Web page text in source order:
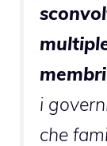
i
che